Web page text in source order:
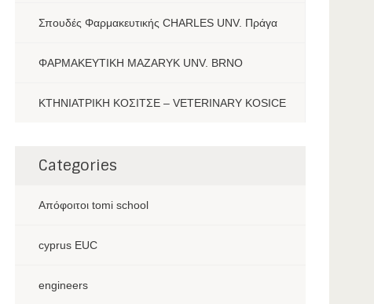
Σπουδές Φαρμακευτικής CHARLES UNV. Πράγα
ΦΑΡΜΑΚΕΥΤΙΚΗ MAZARYK UNV. BRNO
ΚΤΗΝΙΑΤΡΙΚΗ ΚΟΣΙΤΣΕ – VETERINARY KOSICE
Categories
Aπόφοιτοι tomi school
cyprus EUC
engineers